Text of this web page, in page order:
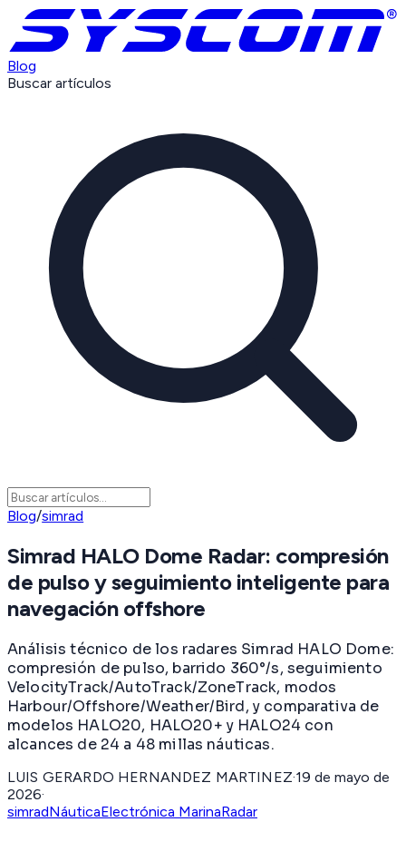
Blog
Buscar artículos
Blog/simrad
Simrad HALO Dome Radar: compresión
de pulso y seguimiento inteligente para
navegación offshore
Análisis técnico de los radares Simrad HALO Dome:
compresión de pulso, barrido 360°/s, seguimiento
VelocityTrack/AutoTrack/ZoneTrack, modos
Harbour/Offshore/Weather/Bird, y comparativa de
modelos HALO20, HALO20+ y HALO24 con
alcances de 24 a 48 millas náuticas.
LUIS GERARDO HERNANDEZ MARTINEZ·19 de mayo de
2026·
simradNáuticaElectrónica MarinaRadar